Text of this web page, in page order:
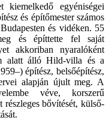
kiemelkedő egyéniségei
és építőmester számos
és vidéken. 55
és építtette fel saját
akkoriban nyaralóként
alatt álló Hild-villa és a
építész, belsőépítész,
alapján újult meg. A
véve, korszerű
bővítését, külső-